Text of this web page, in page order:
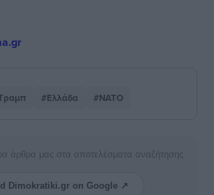
#Ελλάδα #ΝΑΤΟ
άρθρα μας στα αποτελέσματα αναζήτησης
Dimokratiki.gr on Google ↗